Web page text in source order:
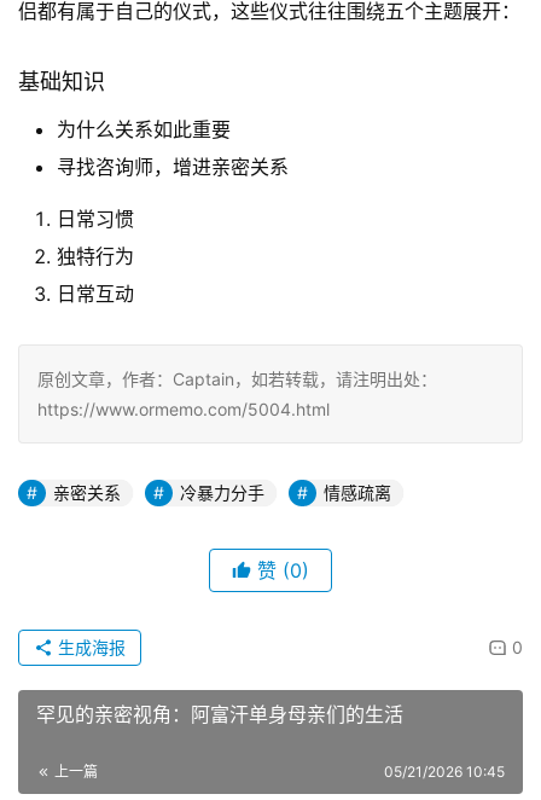
侣都有属于自己的仪式，这些仪式往往围绕五个主题展开：
基础知识
为什么关系如此重要
寻找咨询师，增进亲密关系
日常习惯
独特行为
日常互动
原创文章，作者：Captain，如若转载，请注明出处：
https://www.ormemo.com/5004.html
亲密关系 冷暴力分手 情感疏离
赞 (0)
0
生成海报
罕见的亲密视角：阿富汗单身母亲们的生活
上一篇 05/21/2026 10:45